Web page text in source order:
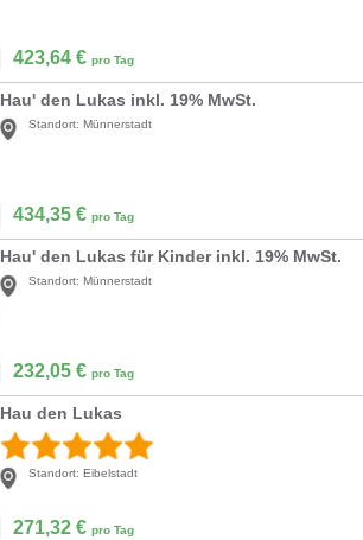
423,64 € pro Tag
Hau' den Lukas inkl. 19% MwSt.
Standort: Münnerstadt
434,35 € pro Tag
Hau' den Lukas für Kinder inkl. 19% MwSt.
Standort: Münnerstadt
232,05 € pro Tag
Hau den Lukas
Standort: Eibelstadt
271,32 € pro Tag